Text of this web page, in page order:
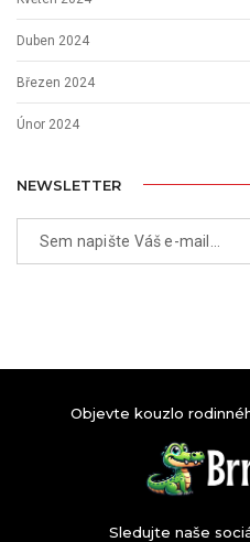
Duben 2024
Březen 2024
Únor 2024
NEWSLETTER
Objevte kouzlo
Sledujte naše